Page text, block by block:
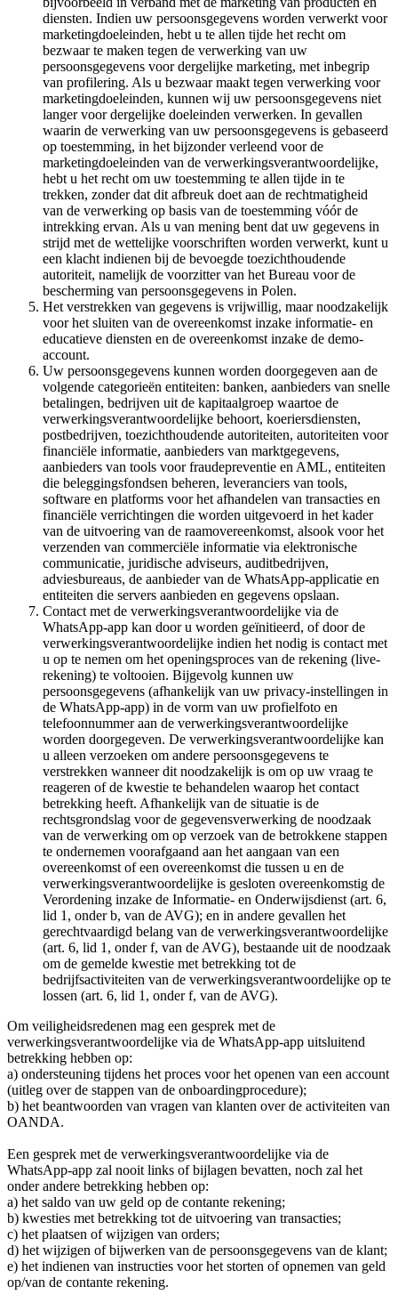
diensten. Indien uw persoonsgegevens worden verwerkt voor
marketingdoeleinden, hebt u te allen tijde het recht om
bezwaar te maken tegen de verwerking van uw
persoonsgegevens voor dergelijke marketing, met inbegrip
van profilering. Als u bezwaar maakt tegen verwerking voor
marketingdoeleinden, kunnen wij uw persoonsgegevens niet
langer voor dergelijke doeleinden verwerken. In gevallen
waarin de verwerking van uw persoonsgegevens is gebaseerd
op toestemming, in het bijzonder verleend voor de
marketingdoeleinden van de verwerkingsverantwoordelijke,
hebt u het recht om uw toestemming te allen tijde in te
trekken, zonder dat dit afbreuk doet aan de rechtmatigheid
van de verwerking op basis van de toestemming vóór de
intrekking ervan. Als u van mening bent dat uw gegevens in
strijd met de wettelijke voorschriften worden verwerkt, kunt u
een klacht indienen bij de bevoegde toezichthoudende
autoriteit, namelijk de voorzitter van het Bureau voor de
bescherming van persoonsgegevens in Polen.
Het verstrekken van gegevens is vrijwillig, maar noodzakelijk
voor het sluiten van de overeenkomst inzake informatie- en
educatieve diensten en de overeenkomst inzake de demo-
account.
Uw persoonsgegevens kunnen worden doorgegeven aan de
volgende categorieën entiteiten: banken, aanbieders van snelle
betalingen, bedrijven uit de kapitaalgroep waartoe de
verwerkingsverantwoordelijke behoort, koeriersdiensten,
postbedrijven, toezichthoudende autoriteiten, autoriteiten voor
financiële informatie, aanbieders van marktgegevens,
aanbieders van tools voor fraudepreventie en AML, entiteiten
die beleggingsfondsen beheren, leveranciers van tools,
software en platforms voor het afhandelen van transacties en
financiële verrichtingen die worden uitgevoerd in het kader
van de uitvoering van de raamovereenkomst, alsook voor het
verzenden van commerciële informatie via elektronische
communicatie, juridische adviseurs, auditbedrijven,
adviesbureaus, de aanbieder van de WhatsApp-applicatie en
entiteiten die servers aanbieden en gegevens opslaan.
Contact met de verwerkingsverantwoordelijke via de
WhatsApp-app kan door u worden geïnitieerd, of door de
verwerkingsverantwoordelijke indien het nodig is contact met
u op te nemen om het openingsproces van de rekening (live-
rekening) te voltooien. Bijgevolg kunnen uw
persoonsgegevens (afhankelijk van uw privacy-instellingen in
de WhatsApp-app) in de vorm van uw profielfoto en
telefoonnummer aan de verwerkingsverantwoordelijke
worden doorgegeven. De verwerkingsverantwoordelijke kan
u alleen verzoeken om andere persoonsgegevens te
verstrekken wanneer dit noodzakelijk is om op uw vraag te
reageren of de kwestie te behandelen waarop het contact
betrekking heeft. Afhankelijk van de situatie is de
rechtsgrondslag voor de gegevensverwerking de noodzaak
van de verwerking om op verzoek van de betrokkene stappen
te ondernemen voorafgaand aan het aangaan van een
overeenkomst of een overeenkomst die tussen u en de
verwerkingsverantwoordelijke is gesloten overeenkomstig de
Verordening inzake de Informatie- en Onderwijsdienst (art. 6,
lid 1, onder b, van de AVG); en in andere gevallen het
gerechtvaardigd belang van de verwerkingsverantwoordelijke
(art. 6, lid 1, onder f, van de AVG), bestaande uit de noodzaak
om de gemelde kwestie met betrekking tot de
bedrijfsactiviteiten van de verwerkingsverantwoordelijke op te
lossen (art. 6, lid 1, onder f, van de AVG).
Om veiligheidsredenen mag een gesprek met de
verwerkingsverantwoordelijke via de WhatsApp-app uitsluitend
betrekking hebben op:
a) ondersteuning tijdens het proces voor het openen van een account
(uitleg over de stappen van de onboardingprocedure);
b) het beantwoorden van vragen van klanten over de activiteiten van
OANDA.
Een gesprek met de verwerkingsverantwoordelijke via de
WhatsApp-app zal nooit links of bijlagen bevatten, noch zal het
onder andere betrekking hebben op:
a) het saldo van uw geld op de contante rekening;
b) kwesties met betrekking tot de uitvoering van transacties;
c) het plaatsen of wijzigen van orders;
d) het wijzigen of bijwerken van de persoonsgegevens van de klant;
e) het indienen van instructies voor het storten of opnemen van geld
op/van de contante rekening.